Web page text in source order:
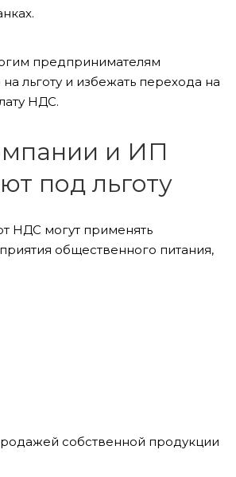
предпринимателям
льготу и избежать перехода на
НДС.
и ИП
под льготу
НДС могут применять
общественного питания,
собственной продукции